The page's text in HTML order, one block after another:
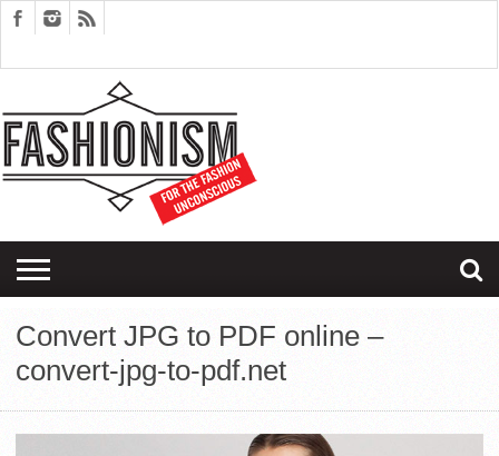
EDITORIALS
COUPLES
THERAPY
SARTORIAGRAM
Convert JPG to PDF online –
convert-jpg-to-pdf.net